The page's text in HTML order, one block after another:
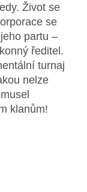
Život se
se
partu –
ředitel.
turnaj
nelze
klanům!